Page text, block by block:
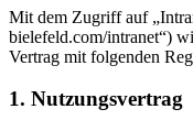
Mit dem Zugriff auf
bielefeld.com/intranet“)
Vertrag mit folgenden
1. Nutzungsvertrag